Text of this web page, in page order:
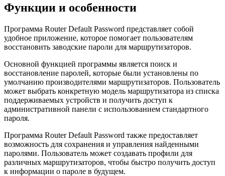
Функции и особенности
Программа Router Default Password представляет собой
удобное приложение, которое помогает пользователям
восстановить заводские пароли для маршрутизаторов.
Основной функцией программы является поиск и
восстановление паролей, которые были установлены по
умолчанию производителями маршрутизаторов. Пользователь
может выбрать конкретную модель маршрутизатора из списка
поддерживаемых устройств и получить доступ к
административной панели с использованием стандартного
пароля.
Программа Router Default Password также предоставляет
возможность для сохранения и управления найденными
паролями. Пользователь может создавать профили для
различных маршрутизаторов, чтобы быстро получить доступ
к информации о пароле в будущем.